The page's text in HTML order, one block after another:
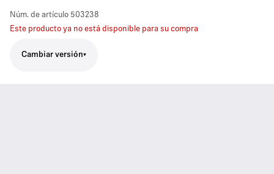
Núm. de artículo 503238
Este producto ya no está disponible para su compra
Cambiar versión